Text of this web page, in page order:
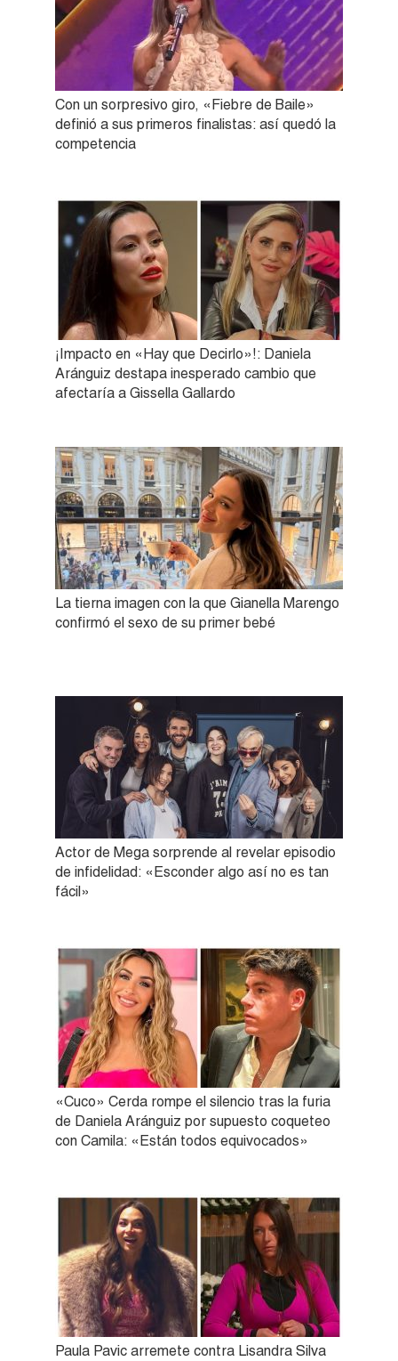
Con un sorpresivo giro, «Fiebre de Baile»
definió a sus primeros finalistas: así quedó la
competencia
¡Impacto en «Hay que Decirlo»!: Daniela
Aránguiz destapa inesperado cambio que
afectaría a Gissella Gallardo
La tierna imagen con la que Gianella Marengo
confirmó el sexo de su primer bebé
Actor de Mega sorprende al revelar episodio
de infidelidad: «Esconder algo así no es tan
fácil»
«Cuco» Cerda rompe el silencio tras la furia
de Daniela Aránguiz por supuesto coqueteo
con Camila: «Están todos equivocados»
Paula Pavic arremete contra Lisandra Silva